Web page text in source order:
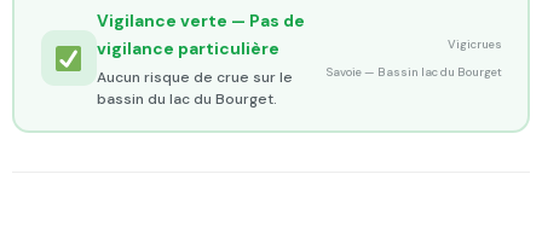
Vigilance verte — Pas de
vigilance particulière
Aucun risque de crue sur le
bassin du lac du Bourget.
Vigicrues
Savoie — Bassin lac du Bourget